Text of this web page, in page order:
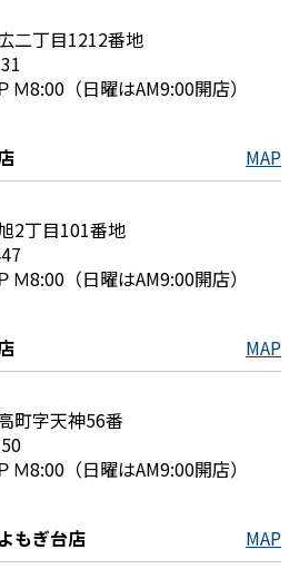
二丁目1212番地
8:00（日曜はAM9:00開店）
MAP
2丁目101番地
8:00（日曜はAM9:00開店）
MAP
町字天神56番
8:00（日曜はAM9:00開店）
もぎ台店
MAP